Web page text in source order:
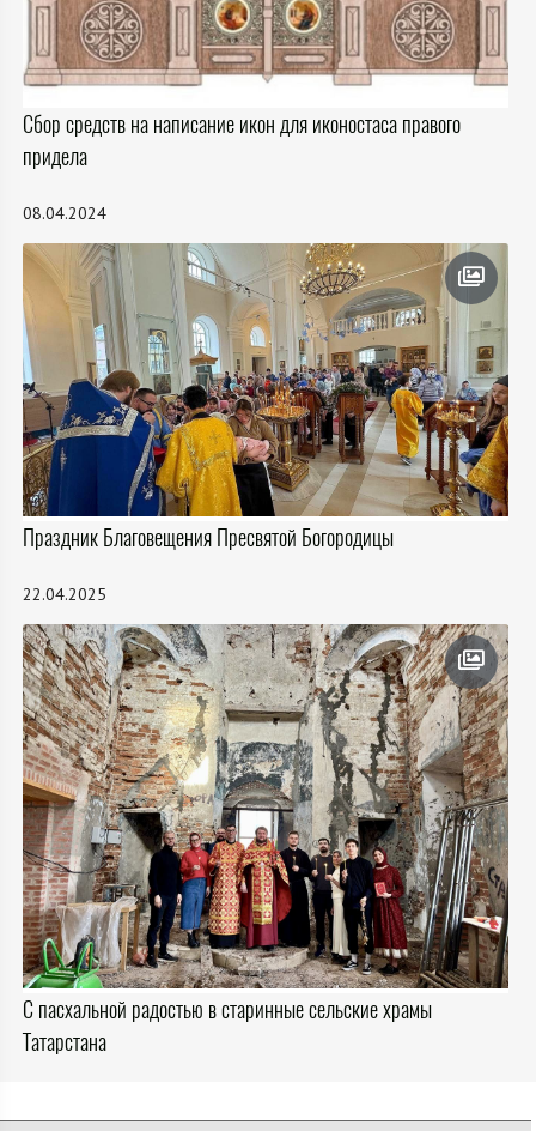
Сбор средств на написание икон для иконостаса правого
придела
08.04.2024
Праздник Благовещения Пресвятой Богородицы
22.04.2025
С пасхальной радостью в старинные сельские храмы
Татарстана